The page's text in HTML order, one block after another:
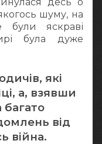
десь о
шуму, на
були яскраві
була дуже
які
а, взявши
від
війна.